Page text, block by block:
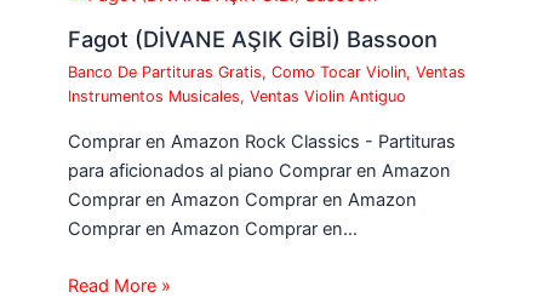
Fagot (DİVANE AŞIK GİBİ) Bassoon
Banco De Partituras Gratis,Como Tocar Violin,Ventas
Instrumentos Musicales,Ventas Violin Antiguo
Comprar en Amazon Rock Classics - Partituras
para aficionados al piano Comprar en Amazon
Comprar en Amazon Comprar en Amazon
Comprar en Amazon Comprar en…
Read More »